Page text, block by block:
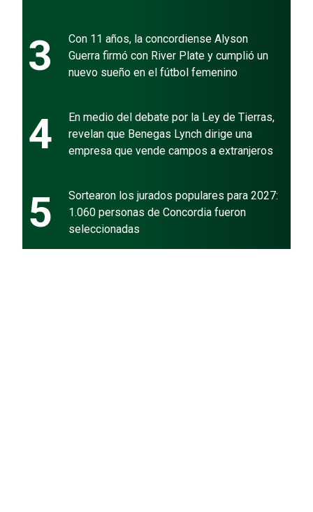
3
Con 11 años, la concordiense Alyson
Guerra firmó con River Plate y cumplió un
nuevo sueño en el fútbol femenino
4
En medio del debate por la Ley de Tierras,
revelan que Benegas Lynch dirige una
empresa que vende campos a extranjeros
5
Sortearon los jurados populares para 2027:
1.060 personas de Concordia fueron
seleccionadas